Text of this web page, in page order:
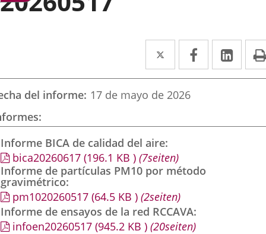
Twitter
Enlace
a
una
externa.
Facebook
Enlace
a
externa.
a
del informe 17 de mayo de 2026
Informe BICA de calidad del aire
bica20260617 (196.1 KB ) (7seiten)
Informe de partículas PM10 por método
gravimétrico
pm1020260517 (64.5 KB ) (2seiten)
Informe de ensayos de la red RCCAVA
infoen20260517 (945.2 KB ) (20seiten)